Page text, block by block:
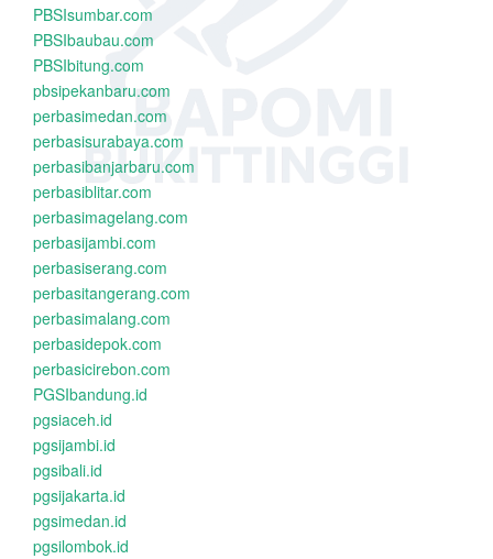
PBSIsumbar.com
PBSIbaubau.com
PBSIbitung.com
pbsipekanbaru.com
perbasimedan.com
perbasisurabaya.com
perbasibanjarbaru.com
perbasiblitar.com
perbasimagelang.com
perbasijambi.com
perbasiserang.com
perbasitangerang.com
perbasimalang.com
perbasidepok.com
perbasicirebon.com
PGSIbandung.id
pgsiaceh.id
pgsijambi.id
pgsibali.id
pgsijakarta.id
pgsimedan.id
pgsilombok.id